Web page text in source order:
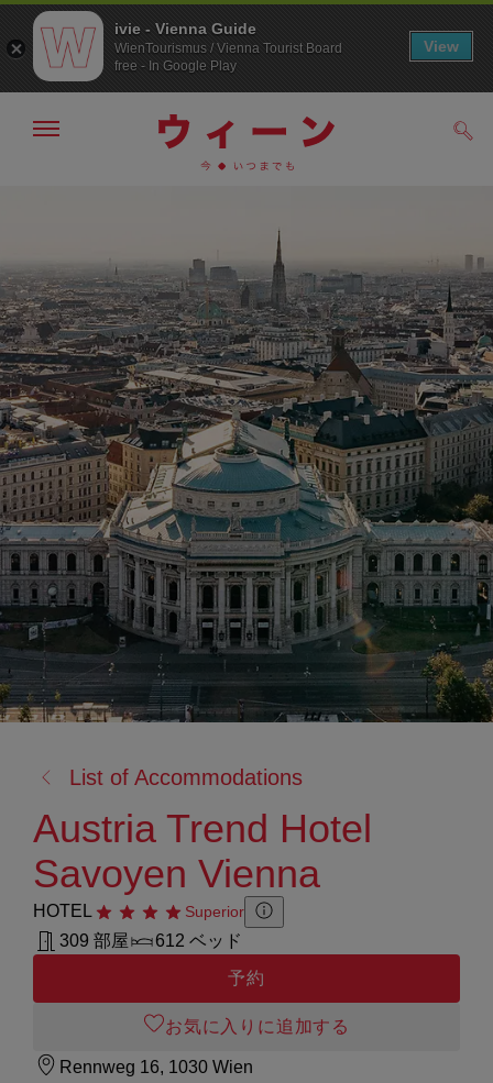
へ
ジ
の
ト
ッ
プ
へ
メ
非
表
示
る:
List of Accommodations
Austria Trend Hotel
Savoyen Vienna
HOTEL星4つ Superior
Zusatzinformation anzeigen
Zusatzinformation ausblenden
309 部屋
612 ベッド
予約
お気に入りに追加する
Rennweg 16, 1030 Wien
ivie - Vienna Guide
WienTourismus / Vienna Tourist Board
free - In Google Play
View